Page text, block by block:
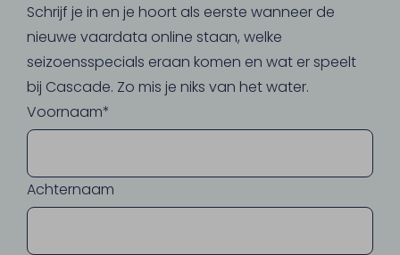
Schrijf je in en je hoort als eerste wanneer de
nieuwe vaardata online staan, welke
seizoensspecials eraan komen en wat er speelt
bij Cascade. Zo mis je niks van het water.
Voornaam*
Achternaam